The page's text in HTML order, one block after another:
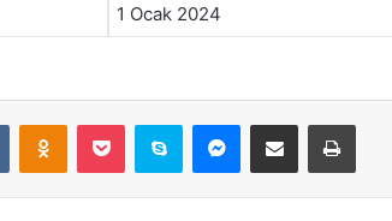
1 Ocak 2024
VKontakteOdnoklassniki
Pocket Skype Messenger
E-Posta ile paylaş Yazdır